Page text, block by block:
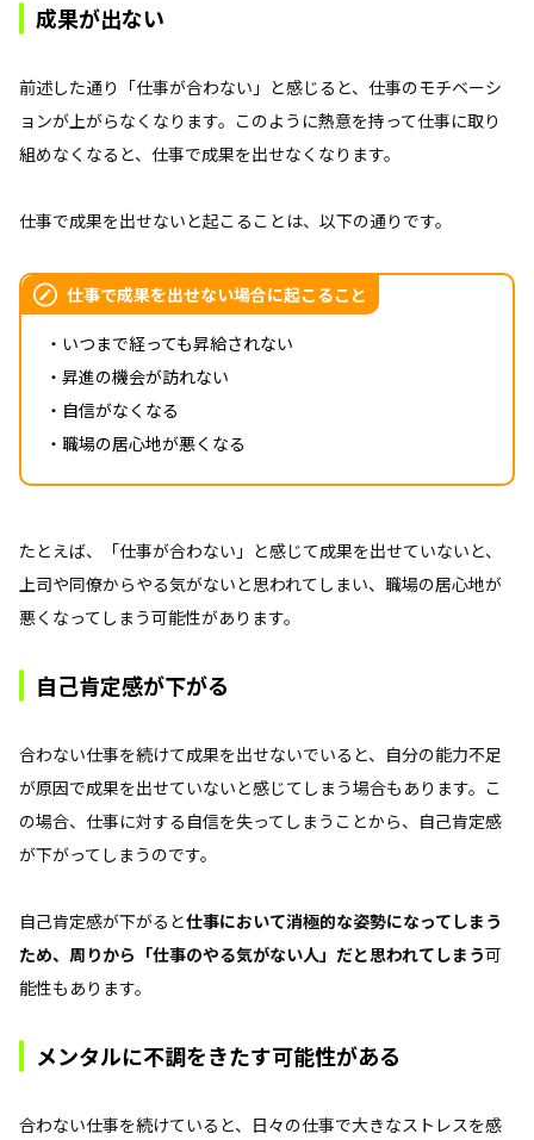
成果が出ない
前述した通り「仕事が合わない」と感じると、仕事のモチベーシ
ョンが上がらなくなります。このように熱意を持って仕事に取り
組めなくなると、仕事で成果を出せなくなります。
仕事で成果を出せないと起こることは、以下の通りです。
仕事で成果を出せない場合に起こること
・いつまで経っても昇給されない
・昇進の機会が訪れない
・自信がなくなる
・職場の居心地が悪くなる
たとえば、「仕事が合わない」と感じて成果を出せていないと、
上司や同僚からやる気がないと思われてしまい、職場の居心地が
悪くなってしまう可能性があります。
自己肯定感が下がる
合わない仕事を続けて成果を出せないでいると、自分の能力不足
が原因で成果を出せていないと感じてしまう場合もあります。こ
の場合、仕事に対する自信を失ってしまうことから、自己肯定感
が下がってしまうのです。
自己肯定感が下がると仕事において消極的な姿勢になってしまう
ため、周りから「仕事のやる気がない人」だと思われてしまう可
能性もあります。
メンタルに不調をきたす可能性がある
合わない仕事を続けていると、日々の仕事で大きなストレスを感